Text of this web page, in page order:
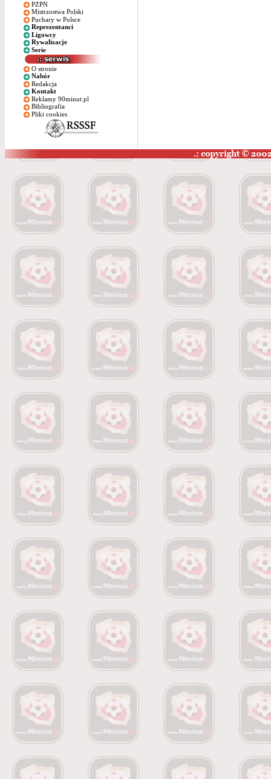
PZPN
Mistrzostwa Polski
Puchary w Polsce
Reprezentanci
Ligowcy
Rywalizacje
Serie
O stronie
Nabór
Redakcja
Kontakt
Reklamy 90minut.pl
Bibliografia
Pliki cookies